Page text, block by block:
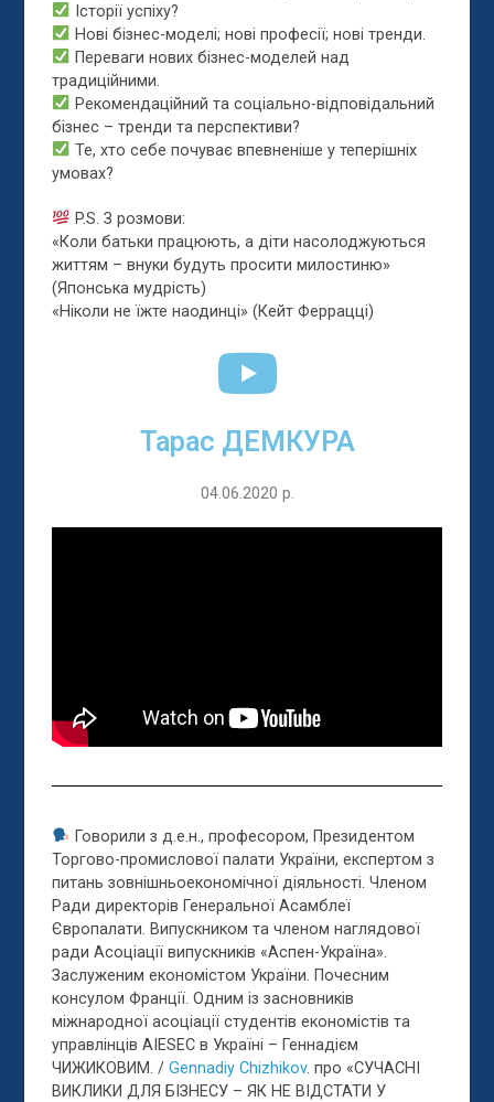
Історії успіху?
Нові бізнес-моделі; нові професії; нові тренди.
Переваги нових бізнес-моделей над
традиційними.
Рекомендаційний та соціально-відповідальний
бізнес – тренди та перспективи?
Те, хто себе почуває впевненіше у теперішніх
умовах?
P.S. З розмови:
«Коли батьки працюють, а діти насолоджуються
життям – внуки будуть просити милостиню»
(Японська мудрість)
«Ніколи не їжте наодинці» (Кейт Феррацці)
Тарас ДЕМКУРА
04.06.2020 р.
Говорили з д.е.н., професором, Президентом
Торгово-промислової палати України, експертом з
питань зовнішньоекономічної діяльності. Членом
Ради директорів Генеральної Асамблеї
Європалати. Випускником та членом наглядової
ради Асоціації випускників «Аспен-Україна».
Заслуженим економістом України. Почесним
консулом Франції. Одним із засновників
міжнародної асоціації студентів економістів та
управлінців AIESEC в Україні – Геннадієм
ЧИЖИКОВИМ. /Gennadiy Chizhikov. про «СУЧАСНІ
ВИКЛИКИ ДЛЯ БІЗНЕСУ – ЯК НЕ ВІДСТАТИ У